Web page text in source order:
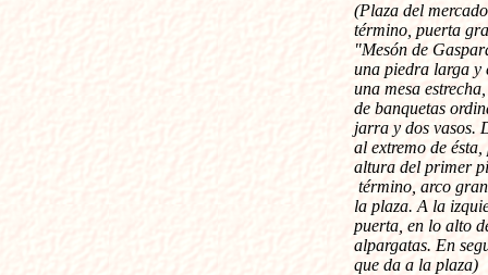
(Plaza del
término, puerta
"Mesón de
una piedra larga y
una mesa
de banquetas
jarra y dos vasos.
al extremo de
altura del primer
término, arco
la plaza. A la
puerta, en lo alto
alpargatas. En
que da a la plaza)